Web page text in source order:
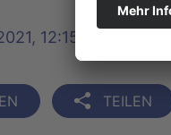
12:15 Uhr |
TEILEN